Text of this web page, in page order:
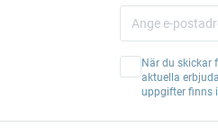
När du skickar
aktuella
uppgifter finns